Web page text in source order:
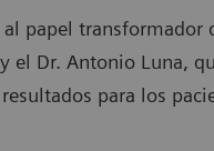
papel
el Dr. Antonio Luna,
para los